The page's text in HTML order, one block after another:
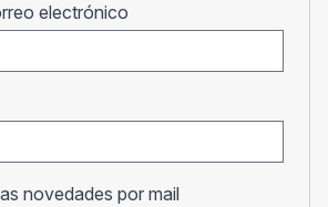
electrónico
novedades por mail